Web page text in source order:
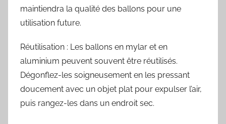
maintiendra la qualité des ballons pour une
utilisation future.
Réutilisation : Les ballons en mylar et en
aluminium peuvent souvent être réutilisés.
Dégonflez-les soigneusement en les pressant
doucement avec un objet plat pour expulser l’air,
puis rangez-les dans un endroit sec.